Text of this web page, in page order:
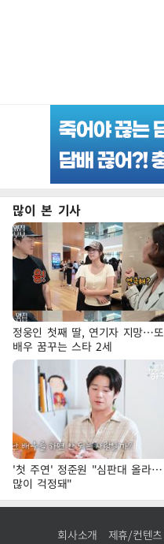
많이 본 기사
정웅인 첫째 딸, 연기자 지망…또
배우 꿈꾸는 스타 2세
'첫 주연' 정준원 "심판대 올라…
많이 걱정돼"
회사소개 제휴/컨텐